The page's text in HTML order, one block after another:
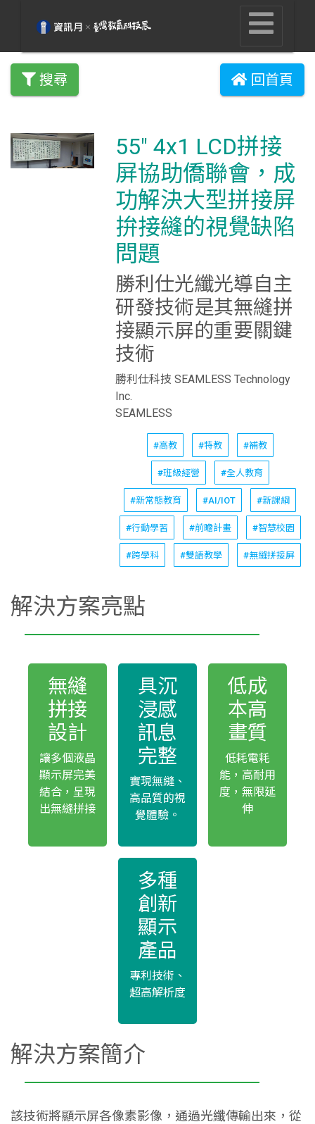
搜尋 回首頁
55" 4x1 LCD拼接
屏協助僑聯會，成
功解決大型拼接屏
拚接縫的視覺缺陷
問題
勝利仕光纖光導自主
研發技術是其無縫拼
接顯示屏的重要關鍵
技術
勝利仕科技 SEAMLESS Technology
Inc.
SEAMLESS
#高教 #特教 #補教
#班級經營 #全人教育
#新常態教育 #AI/IOT #新課綱
#行動學習 #前瞻計畫 #智慧校園
#跨學科 #雙語教學 #無縫拼接屏
解決方案亮點
無縫
拼接
設計
讓多個液晶
顯示屏完美
結合，呈現
出無縫拼接
具沉
浸感
訊息
完整
實現無縫、
高品質的視
覺體驗。
低成
本高
畫質
低耗電耗
能，高耐用
度，無限延
伸
多種
創新
顯示
產品
專利技術、
超高解析度
解決方案簡介
該技術將顯示屏各像素影像，通過光纖傳輸出來，從